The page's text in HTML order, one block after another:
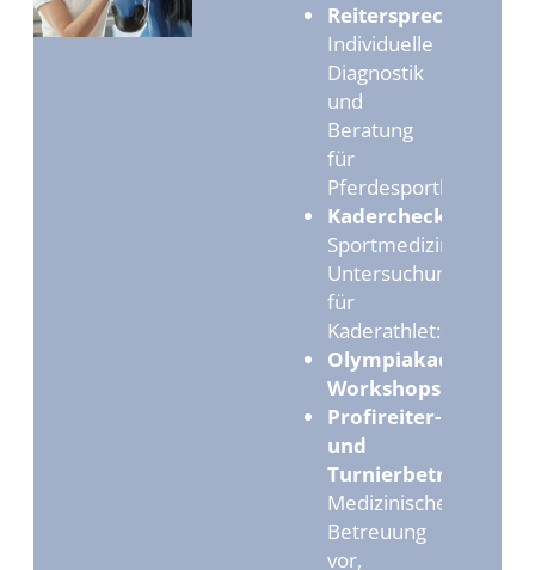
Reitersprechstunde:
Individuelle
Diagnostik
und
Beratung
für
Pferdesportler:innen
Kaderchecks:
Sportmedizinische
Untersuchungen
für
Kaderathlet:innen
Olympiakader-
Workshops
Profireiter-
und
Turnierbetreuung:
Medizinische
Betreuung
vor,